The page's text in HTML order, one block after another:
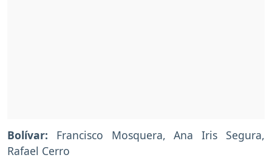
Bolívar: Francisco Mosquera, Ana Iris Segura,
Rafael Cerro